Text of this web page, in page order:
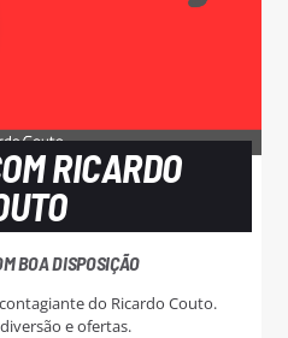
RICARDO
BOA DISPOSIÇÃO
do Ricardo Couto.
e ofertas.